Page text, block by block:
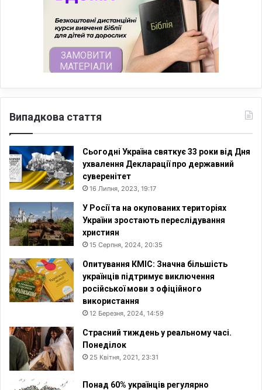
Випадкова стаття
Сьогодні Україна святкує 33 роки від Дня
ухвалення Декларації про державний
суверенітет
16 Липня, 2023, 19:17
У Росії та на окупованих територіях
України зростають переслідування
християн
15 Серпня, 2024, 20:35
Опитування КМІС: Значна більшість
українців підтримує виключення
російської мови з офіційного
використання
12 Березня, 2024, 14:59
Страсний тиждень у реальному часі.
Понеділок
25 Квітня, 2021, 23:31
Понад 60% українців регулярно